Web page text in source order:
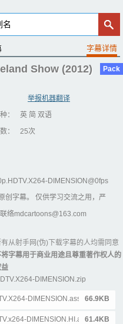
Show (2012) Pack
举报机器翻译
：
英 简 双语
：
25次
DIMENSION@0fps
创字幕。 仅供学习交流之用，严
络mdcartoons@163.com
从射手网(伪)下载字幕的人均需同意
字幕用于商业用途且尊重著作权人的
DIMENSION.zip
DIMENSION.ass 66.9KB
DIMENSION.HI.ass61.4KB